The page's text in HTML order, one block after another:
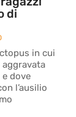
di
in cui
dove
l’ausilio